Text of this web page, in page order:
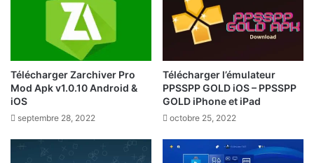
Télécharger Zarchiver Pro
Mod Apk v1.0.10 Android &
iOS
septembre 28, 2022
Télécharger l’émulateur
PPSSPP GOLD iOS – PPSSPP
GOLD iPhone et iPad
octobre 25, 2022